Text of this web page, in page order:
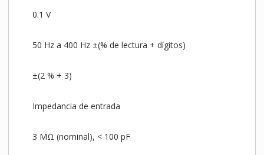
0.1 V
50 Hz a 400 Hz ±(% de lectura + dígitos)
±(2 % + 3)
Impedancia de entrada
3 MΩ (nominal), < 100 pF